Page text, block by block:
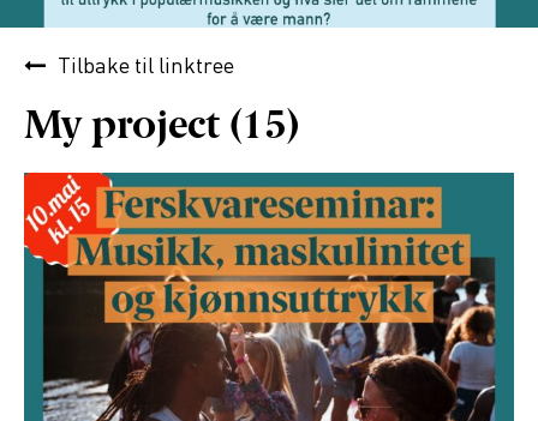
Tilbake tillinktree
My project (15)